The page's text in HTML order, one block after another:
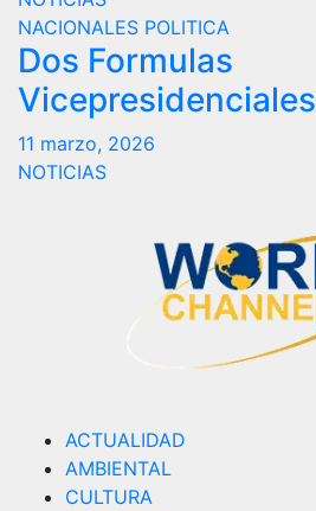
NACIONALES POLITICA
Dos Formulas
Vicepresidenciales
11 marzo, 2026
NOTICIAS
ACTUALIDAD
AMBIENTAL
CULTURA